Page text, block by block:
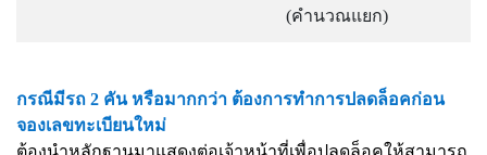
(คำนวณแยก)
กรณีมีรถ 2 คัน หรือมากกว่า ต้องการทำการปลดล็อคก่อน
จองเลขทะเบียนใหม่
ต้องนำหลักฐานมาแสดงต่อเจ้าหน้าที่เพื่อปลดล็อคให้สามารถ